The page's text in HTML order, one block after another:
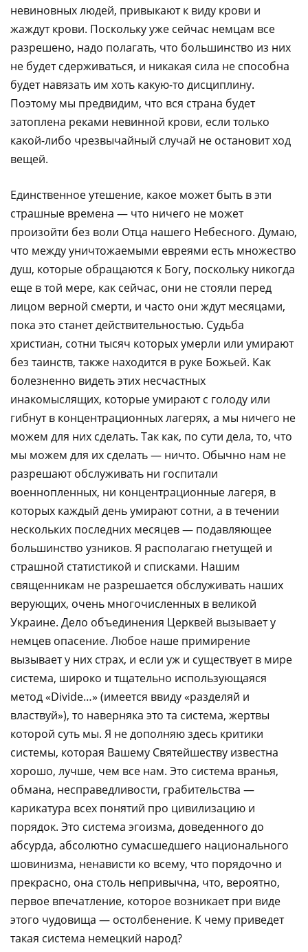
невиновных людей, привыкают к виду крови и
жаждут крови. Поскольку уже сейчас немцам все
разрешено, надо полагать, что большинство из них
не будет сдерживаться, и никакая сила не способна
будет навязать им хоть какую-то дисциплину.
Поэтому мы предвидим, что вся страна будет
затоплена реками невинной крови, если только
какой-либо чрезвычайный случай не остановит ход
вещей.
Единственное утешение, какое может быть в эти
страшные времена — что ничего не может
произойти без воли Отца нашего Небесного. Думаю,
что между уничтожаемыми евреями есть множество
душ, которые обращаются к Богу, поскольку никогда
еще в той мере, как сейчас, они не стояли перед
лицом верной смерти, и часто они ждут месяцами,
пока это станет действительностью. Судьба
христиан, сотни тысяч которых умерли или умирают
без таинств, также находится в руке Божьей. Как
болезненно видеть этих несчастных
инакомыслящих, которые умирают с голоду или
гибнут в концентрационных лагерях, а мы ничего не
можем для них сделать. Так как, по сути дела, то, что
мы можем для их сделать — ничто. Обычно нам не
разрешают обслуживать ни госпитали
военнопленных, ни концентрационные лагеря, в
которых каждый день умирают сотни, а в течении
нескольких последних месяцев — подавляющее
большинство узников. Я располагаю гнетущей и
страшной статистикой и списками. Нашим
священникам не разрешается обслуживать наших
верующих, очень многочисленных в великой
Украине. Дело объединения Церквей вызывает у
немцев опасение. Любое наше примирение
вызывает у них страх, и если уж и существует в мире
система, широко и тщательно использующаяся
метод «Dіvіde…» (имеется ввиду «разделяй и
властвуй»), то наверняка это та система, жертвы
которой суть мы. Я не дополняю здесь критики
системы, которая Вашему Святейшеству известна
хорошо, лучше, чем все нам. Это система вранья,
обмана, несправедливости, грабительства —
карикатура всех понятий про цивилизацию и
порядок. Это система эгоизма, доведенного до
абсурда, абсолютно сумасшедшего национального
шовинизма, ненависти ко всему, что порядочно и
прекрасно, она столь непривычна, что, вероятно,
первое впечатление, которое возникает при виде
этого чудовища — остолбенение. К чему приведет
такая система немецкий народ?